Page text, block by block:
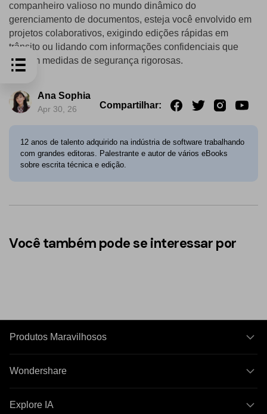
companheiro valioso no mundo dinâmico do
gerenciamento de documentos, esteja você envolvido em
projetos colaborativos, exigindo edições rápidas em
trânsito ou lidando com informações confidenciais que
exigem medidas de segurança rigorosas.
Ana Sophia
Apr 30, 26 Compartilhar:
12 anos de talento adquirido na indústria de software trabalhando
com grandes editoras. Palestrante e autor de vários eBooks
sobre escrita técnica e edição.
Você também pode se interessar por
Produtos Maravilhosos
Wondershare
Explore IA